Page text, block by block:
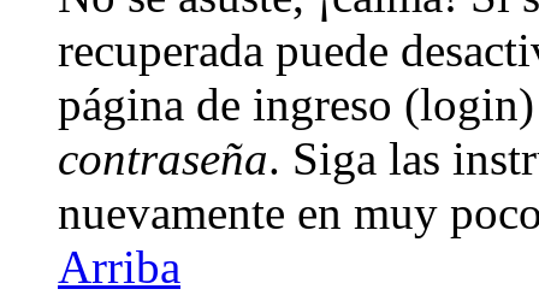
recuperada puede
página de ingreso
contraseña. Siga las
nuevamente en muy
Arriba